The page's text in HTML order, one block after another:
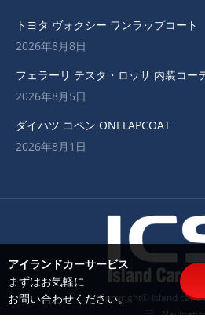
トヨタ ヴォクシー ワンラップコート
2026年8月8日
フェラーリ テスタ・ロッサ 内装コー
2026年8月5日
ダイハツ コペン ONELAPCOAT
2026年8月1日
Copyright© Island car
アイランドカーサービス
まずはお気軽に
お問い合わせください。